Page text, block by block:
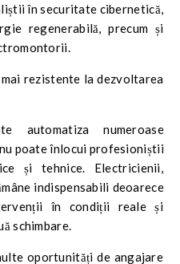
în securitate cibernetică,
regenerabilă, precum și
rezistente la dezvoltarea
automatiza numeroase
poate înlocui profesioniștii
și tehnice. Electricienii,
indispensabili deoarece
în condiții reale și
schimbare.
oportunități de angajare